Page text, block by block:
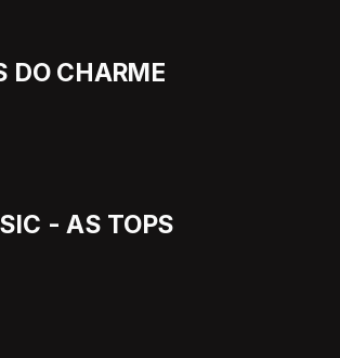
DO CHARME
- AS TOPS